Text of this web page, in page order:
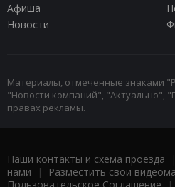
Афиша
Новости
Материалы, отмеченные знаками
"Новости компаний", "Актуально",
правах рекламы.
Наши контакты и схема проезда |
нами | Разместить свои